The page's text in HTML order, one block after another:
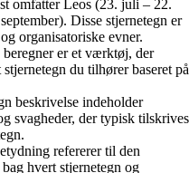
omfatter Leos (23. juli – 22.
Disse stjernetegn er
organisatoriske evner.
beregner er et værktøj, der
du tilhører baseret på
beskrivelse indeholder
svagheder, der typisk tilskrives
refererer til den
hvert stjernetegn og